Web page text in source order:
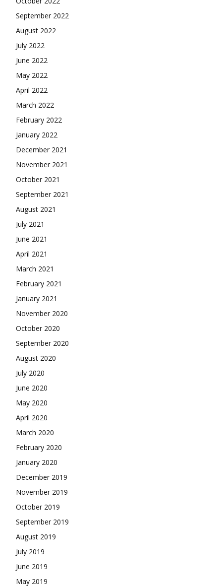
September 2022
August 2022
July 2022
June 2022
May 2022
April 2022
March 2022
February 2022
January 2022
December 2021
November 2021
October 2021
September 2021
August 2021
July 2021
June 2021
April 2021
March 2021
February 2021
January 2021
November 2020
October 2020
September 2020
August 2020
July 2020
June 2020
May 2020
April 2020
March 2020
February 2020
January 2020
December 2019
November 2019
October 2019
September 2019
August 2019
July 2019
June 2019
May 2019